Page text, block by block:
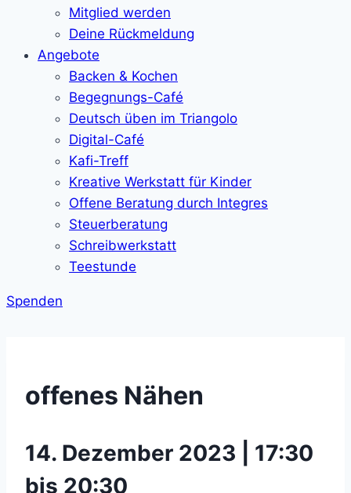
Mitglied werden
Deine Rückmeldung
Angebote
Backen & Kochen
Begegnungs-Café
Deutsch üben im Triangolo
Digital-Café
Kafi-Treff
Kreative Werkstatt für Kinder
Offene Beratung durch Integres
Steuerberatung
Schreibwerkstatt
Teestunde
Spenden
offenes Nähen
14. Dezember 2023 | 17:30
bis 20:30